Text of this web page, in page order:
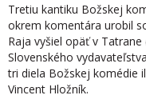
Tretiu kantiku Božskej
okrem komentára urobil
Raja vyšiel opäť v
Slovenského
tri diela Božskej komédie
Vincent Hložník.